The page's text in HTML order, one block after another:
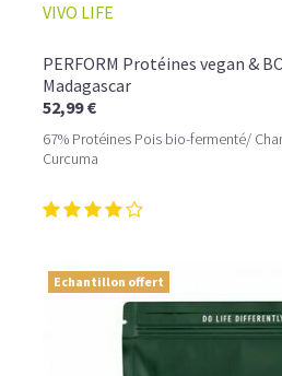
VIVO LIFE
PERFORM Protéines vegan &
Madagascar
52,99 €
67% Protéines Pois bio-fermenté/
Curcuma
Echantillon offert